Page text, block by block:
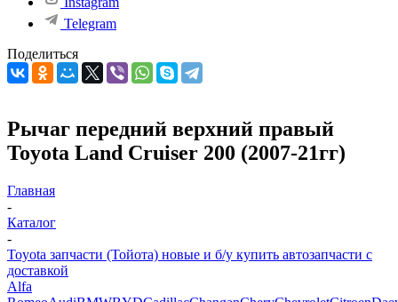
Telegram
Поделиться
Рычаг передний верхний правый
Toyota Land Cruiser 200 (2007-21гг)
Главная
-
Каталог
-
Toyota запчасти (Тойота) новые и б/у купить автозапчасти с
доставкой
Alfa